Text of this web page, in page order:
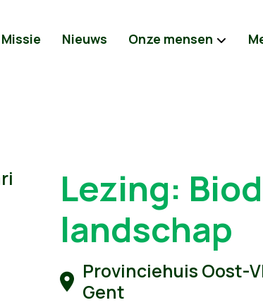
Missie Nieuws Onze mensen
Lezing:
landschap
Provinciehuis Oost-
Gent